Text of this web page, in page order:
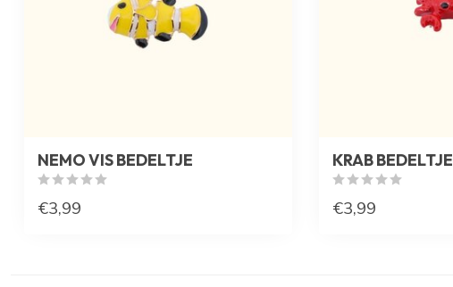
NEMO VIS BEDELTJE
€3,99
KRAB BEDELTJE
€3,99